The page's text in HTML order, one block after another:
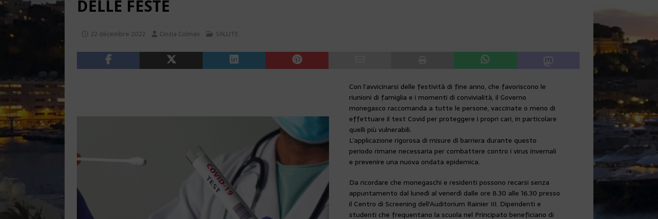
DELLE FESTE
22 décembre 2022 Cinzia Colman SALUTE
Con l’avvicinarsi delle festività di fine anno, che favoriscono le
riunioni di famiglia e i momenti di convivialità, il Governo
monegasco raccomanda a tutte le persone, vaccinate o meno di
effettuare il test Covid per proteggere i propri cari, in particolare
quelli più vulnerabili.
L’applicazione rigorosa di misure di barriera durante questo
periodo rimane necessaria per combattere contro i virus invernali
e prevenire una nuova ondata epidemica.
Da ricordare che monegaschi e residenti possono recarsi senza
appuntamento dal lunedì al venerdì dalle ore 8.30 alle 16.30 presso
il Centro di Screening dell’Auditorium Rainier III. Dipendenti e
studenti che frequentano la scuola nel Principato beneficiano di